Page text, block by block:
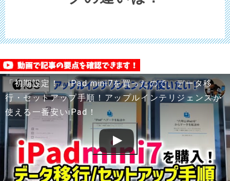
「初期設定！」iPad mini7を買ったので、データ移
行・セットアップ手順！アップルインテリジェンスが
使える一番安いiPad！